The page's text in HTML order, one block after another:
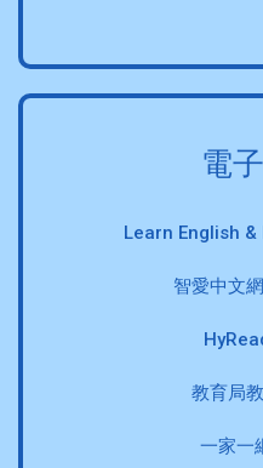
電
Learn English
智愛中文
教育局
一家一